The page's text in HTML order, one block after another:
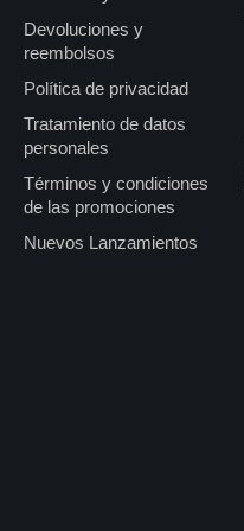
Devoluciones y
reembolsos
Política de privacidad
Tratamiento de datos
personales
Términos y condiciones
de las promociones
Nuevos Lanzamientos